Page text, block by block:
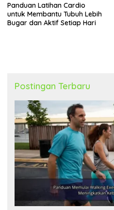
Panduan Latihan Cardio
untuk Membantu Tubuh Lebih
Bugar dan Aktif Setiap Hari
Postingan Terbaru